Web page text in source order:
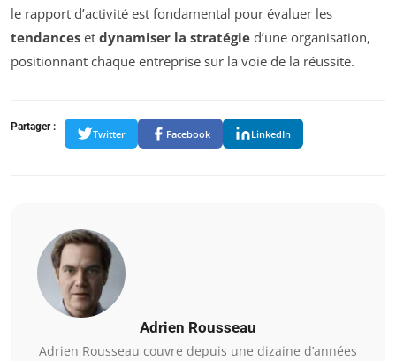
le rapport d’activité est fondamental pour évaluer les
tendances et dynamiser la stratégie d’une organisation,
positionnant chaque entreprise sur la voie de la réussite.
Partager :
Twitter Facebook LinkedIn
Adrien Rousseau
Adrien Rousseau couvre depuis une dizaine d’années